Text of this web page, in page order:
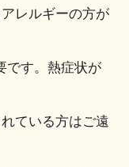
レルギーの方が
です。熱症状が
ている方はご遠